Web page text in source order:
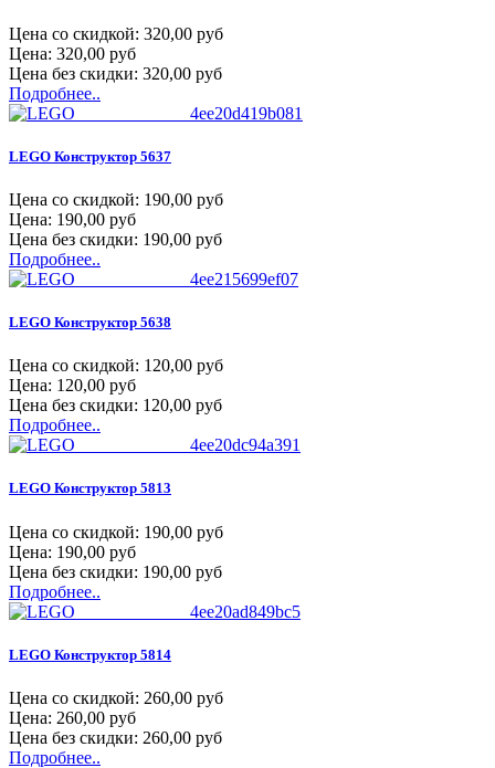
Цена со скидкой: 320,00 руб
Цена: 320,00 руб
Цена без скидки: 320,00 руб
Подробнее..
LEGO Конструктор 5637
Цена со скидкой: 190,00 руб
Цена: 190,00 руб
Цена без скидки: 190,00 руб
Подробнее..
LEGO Конструктор 5638
Цена со скидкой: 120,00 руб
Цена: 120,00 руб
Цена без скидки: 120,00 руб
Подробнее..
LEGO Конструктор 5813
Цена со скидкой: 190,00 руб
Цена: 190,00 руб
Цена без скидки: 190,00 руб
Подробнее..
LEGO Конструктор 5814
Цена со скидкой: 260,00 руб
Цена: 260,00 руб
Цена без скидки: 260,00 руб
Подробнее..